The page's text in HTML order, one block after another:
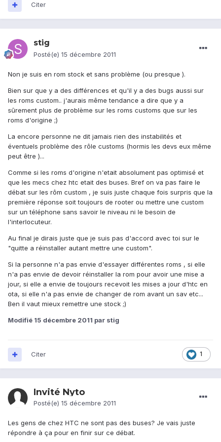
Citer
stig
Posté(e) 15 décembre 2011
Non je suis en rom stock et sans problème (ou presque ).
Bien sur que y a des différences et qu'il y a des bugs aussi sur
les roms custom.. j'aurais même tendance a dire que y a
sûrement plus de problème sur les roms customs que sur les
roms d'origine ;)
La encore personne ne dit jamais rien des instabilités et
éventuels problème des rôle customs (hormis les devs eux même
peut être )...
Comme si les roms d'origine n'etait absolument pas optimisé et
que les mecs chez htc etait des buses. Bref on va pas faire le
débat sur les rôm custom , je suis juste chaque fois surpris que la
première réponse soit toujours de rooter ou mettre une custom
sur un téléphone sans savoir le niveau ni le besoin de
l'interlocuteur.
Au final je dirais juste que je suis pas d'accord avec toi sur le
"quitte a réinstaller autant mettre une custom".
Si la personne n'a pas envie d'essayer différentes roms , si elle
n'a pas envie de devoir réinstaller la rom pour avoir une mise a
jour, si elle a envie de toujours recevoit les mises a jour d'htc en
ota, si elle n'a pas envie de changer de rom avant un sav etc...
Ben il vaut mieux remettre une stock ;)
Modifié 15 décembre 2011 par stig
1
Citer
Invité Nyto
Posté(e) 15 décembre 2011
Les gens de chez HTC ne sont pas des buses? Je vais juste
répondre à ça pour en finir sur ce débat.